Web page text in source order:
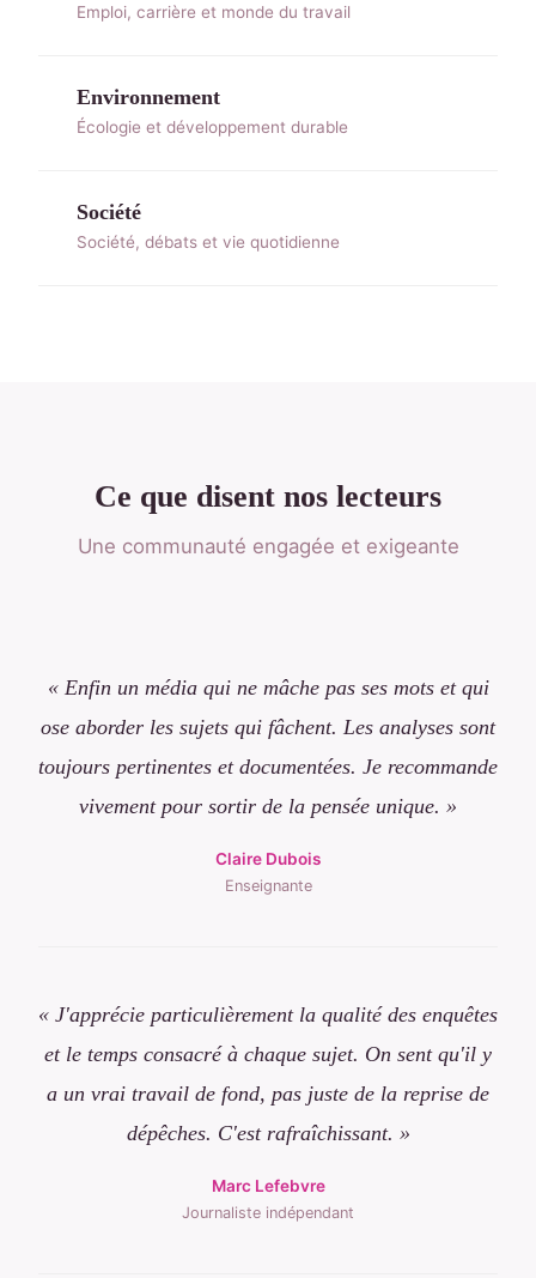
Emploi, carrière et monde du travail
Environnement
Écologie et développement durable
Société
Société, débats et vie quotidienne
Ce que disent nos lecteurs
Une communauté engagée et exigeante
« Enfin un média qui ne mâche pas ses mots et qui
ose aborder les sujets qui fâchent. Les analyses sont
toujours pertinentes et documentées. Je recommande
vivement pour sortir de la pensée unique. »
Claire Dubois
Enseignante
« J'apprécie particulièrement la qualité des enquêtes
et le temps consacré à chaque sujet. On sent qu'il y
a un vrai travail de fond, pas juste de la reprise de
dépêches. C'est rafraîchissant. »
Marc Lefebvre
Journaliste indépendant